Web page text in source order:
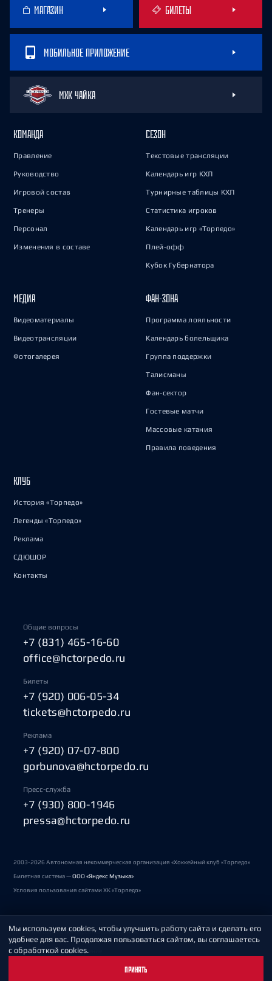
МАГАЗИН БИЛЕТЫ
МОБИЛЬНОЕ ПРИЛОЖЕНИЕ
МХК ЧАЙКА
КОМАНДА
Правление
Руководство
Игровой состав
Тренеры
Персонал
Изменения в составе
СЕЗОН
Текстовые трансляции
Календарь игр КХЛ
Турнирные таблицы КХЛ
Статистика игроков
Календарь игр «Торпедо»
Плей-офф
Кубок Губернатора
МЕДИА
Видеоматериалы
Видеотрансляции
Фотогалерея
ФАН-ЗОНА
Программа лояльности
Календарь болельщика
Группа поддержки
Талисманы
Фан-сектор
Гостевые матчи
Массовые катания
Правила поведения
КЛУБ
История «Торпедо»
Легенды «Торпедо»
Реклама
СДЮШОР
Контакты
Общие вопросы
+7 (831) 465-16-60
office@hctorpedo.ru
Билеты
+7 (920) 006-05-34
tickets@hctorpedo.ru
Реклама
+7 (920) 07-07-800
gorbunova@hctorpedo.ru
Пресс-служба
+7 (930) 800-1946
pressa@hctorpedo.ru
2003-2026 Автономная некоммерческая организация «Хоккейный клуб «Торпедо»
Билетная система —ООО «Яндекс Музыка»
Условия пользования сайтами ХК «Торпедо»
Политика обработки персональных данных
Пользовательское соглашение
Мы используем cookies, чтобы улучшить работу сайта и сделать его
удобнее для вас. Продолжая пользоваться сайтом, вы соглашаетесь
с обработкой cookies.
ПРИНЯТЬ